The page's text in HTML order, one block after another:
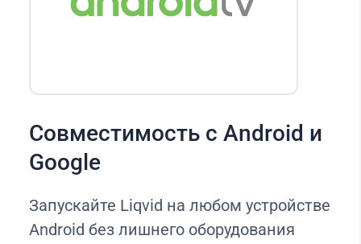
Совместимость с Android и
Google
Запускайте Liqvid на любом устройстве
Android без лишнего оборудования